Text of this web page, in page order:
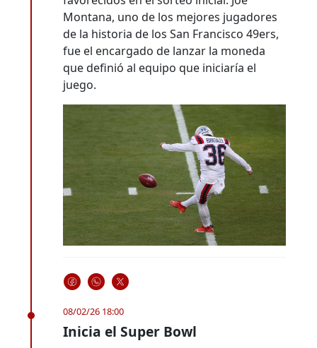
Montana, uno de los mejores jugadores
de la historia de los San Francisco 49ers,
fue el encargado de lanzar la moneda
que definió al equipo que iniciaría el
juego.
08/02/26 18:00
Inicia el Super Bowl